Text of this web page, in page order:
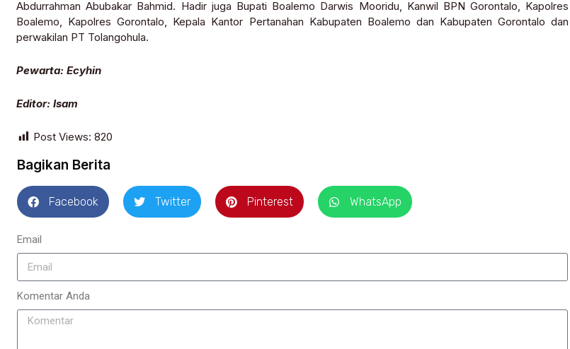
Abdurrahman Abubakar Bahmid. Hadir juga Bupati Boalemo Darwis Mooridu, Kanwil BPN Gorontalo, Kapolres
Boalemo, Kapolres Gorontalo, Kepala Kantor Pertanahan Kabupaten Boalemo dan Kabupaten Gorontalo dan
perwakilan PT Tolangohula.
Pewarta: Ecyhin
Editor: Isam
Post Views: 820
Bagikan Berita
Facebook Twitter Pinterest WhatsApp
Email
Komentar Anda